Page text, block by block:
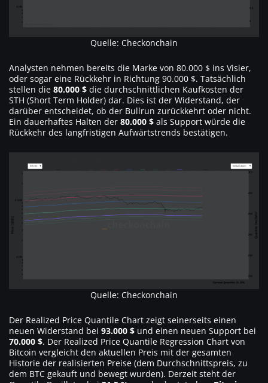
Quelle: Checkonchain
Analysten nehmen bereits die Marke von 80.000 $ ins Visier,
oder sogar eine Rückkehr in Richtung 90.000 $. Tatsächlich
stellen die 80.000 $ die durchschnittlichen Kaufkosten der
STH (Short Term Holder) dar. Dies ist der Widerstand, der
darüber entscheidet, ob der Bullrun zurückkehrt oder nicht.
Ein dauerhaftes Halten der 80.000 $ als Support würde die
Rückkehr des langfristigen Aufwärtstrends bestätigen.
Quelle: Checkonchain
Der Realized Price Quantile Chart zeigt seinerseits einen
neuen Widerstand bei 93.000 $ und einen neuen Support bei
70.000 $. Der Realized Price Quantile Regression Chart von
Bitcoin vergleicht den aktuellen Preis mit der gesamten
Historie der realisierten Preise (dem Durchschnittspreis, zu
dem BTC gekauft und bewegt wurden). Derzeit steht der